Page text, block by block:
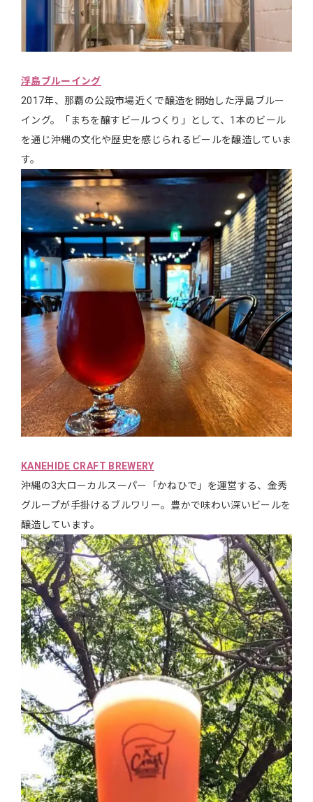
浮島ブルーイング
2017年、那覇の公設市場近くで醸造を開始した浮島ブルー
イング。「まちを醸すビールつくり」として、1本のビール
を通じ沖縄の文化や歴史を感じられるビールを醸造していま
す。
KANEHIDE CRAFT BREWERY
沖縄の3大ローカルスーパー「かねひで」を運営する、金秀
グループが手掛けるブルワリー。豊かで味わい深いビールを
醸造しています。